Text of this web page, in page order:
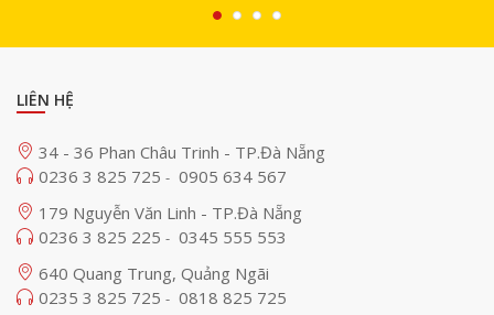
LIÊN HỆ
34 - 36 Phan Châu Trinh - TP.Đà Nẵng
0236 3 825 725 - 0905 634 567
179 Nguyễn Văn Linh - TP.Đà Nẵng
0236 3 825 225 - 0345 555 553
640 Quang Trung, Quảng Ngãi
0235 3 825 725 - 0818 825 725